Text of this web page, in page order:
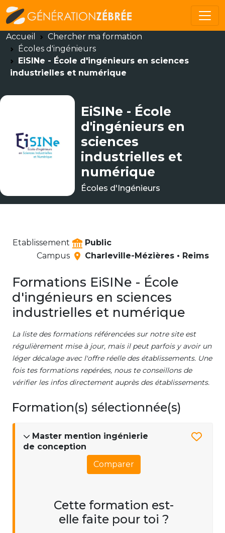
Accueil
Chercher ma formation
Écoles d'ingénieurs
EiSINe - École d'ingénieurs en sciences
industrielles et numérique
EiSINe - École
d'ingénieurs en
sciences
industrielles et
numérique
Écoles d'Ingénieurs
Etablissement
Public
Campus
Charleville-Mézières • Reims
Formations EiSINe - École
d'ingénieurs en sciences
industrielles et numérique
La liste des formations référencées sur notre site est
régulièrement mise à jour, mais il peut parfois y avoir un
léger décalage avec l'offre réelle des établissements. Une
fois tes formations repérées, nous te conseillons de
vérifier les infos directement auprès des établissements.
Formation(s) sélectionnée(s)
Master mention ingénierie
de conception
Comparer
Cette formation est-
elle faite pour toi ?